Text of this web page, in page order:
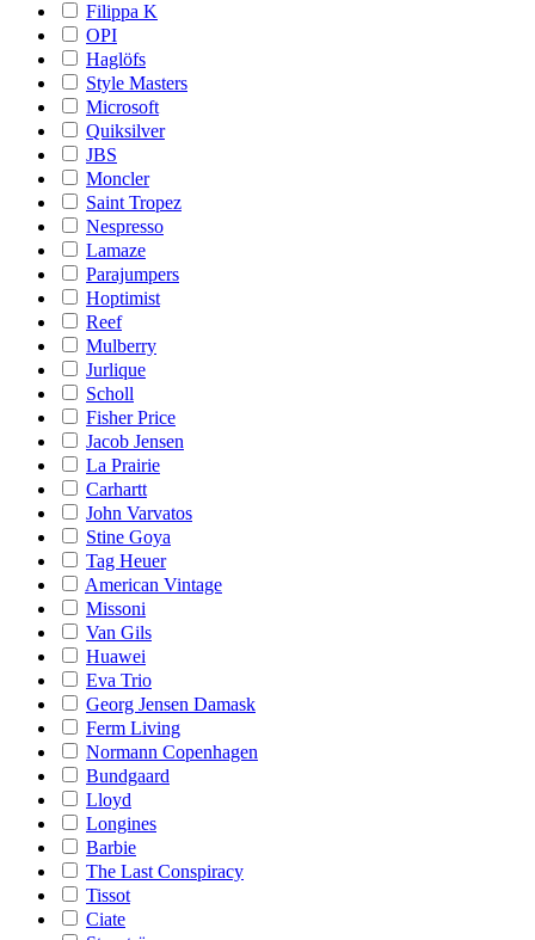
Filippa K
OPI
Haglöfs
Style Masters
Microsoft
Quiksilver
JBS
Moncler
Saint Tropez
Nespresso
Lamaze
Parajumpers
Hoptimist
Reef
Mulberry
Jurlique
Scholl
Fisher Price
Jacob Jensen
La Prairie
Carhartt
John Varvatos
Stine Goya
Tag Heuer
American Vintage
Missoni
Van Gils
Huawei
Eva Trio
Georg Jensen Damask
Ferm Living
Normann Copenhagen
Bundgaard
Lloyd
Longines
Barbie
The Last Conspiracy
Tissot
Ciate